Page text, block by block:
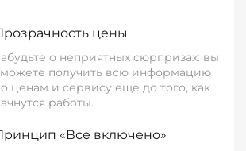
цены
о неприятных сюрпризах: вы
получить всю информацию
ценам и сервису еще до того, как
работы.
«Все включено»